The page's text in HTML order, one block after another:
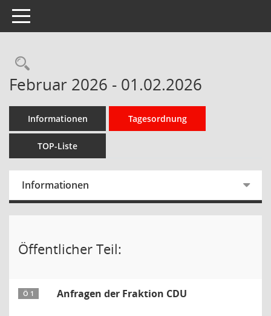
Toggle navigation
Rechercheauswahl
Februar 2026 - 01.02.2026
Informationen Tagesordnung
TOP-Liste
Informationen
Öffentlicher Teil:
Ö 1 Anfragen der Fraktion CDU